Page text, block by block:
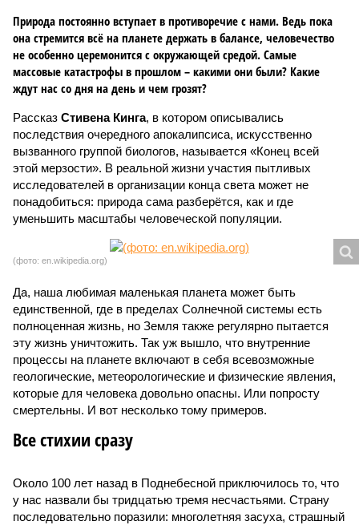
Природа постоянно вступает в противоречие с нами. Ведь пока
она стремится всё на планете держать в балансе, человечество
не особенно церемонится с окружающей средой. Самые
массовые катастрофы в прошлом – какими они были? Какие
ждут нас со дня на день и чем грозят?
Рассказ Стивена Кинга, в котором описывались
последствия очередного апокалипсиса, искусственно
вызванного группой биологов, называется «Конец всей
этой мерзости». В реальной жизни участия пытливых
исследователей в организации конца света может не
понадобиться: природа сама разберётся, как и где
уменьшить масштабы человеческой популяции.
(фото: en.wikipedia.org)
Да, наша любимая маленькая планета может быть
единственной, где в пределах Солнечной системы есть
полноценная жизнь, но Земля также регулярно пытается
эту жизнь уничтожить. Так уж вышло, что внутренние
процессы на планете включают в себя всевозможные
геологические, метеорологические и физические явления,
которые для человека довольно опасны. Или попросту
смертельны. И вот несколько тому примеров.
Все стихии сразу
Около 100 лет назад в Поднебесной приключилось то, что
у нас назвали бы тридцатью тремя несчастьями. Страну
последовательно поразили: многолетняя засуха, страшный